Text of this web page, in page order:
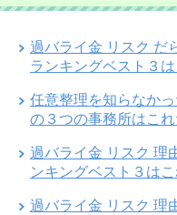
過バライ金 リスク だ
ランキングベスト３は
任意整理を知らなか
の３つの事務所はこれ
過バライ金 リスク 理
ンキングベスト３はこ
過バライ金 リスク 理